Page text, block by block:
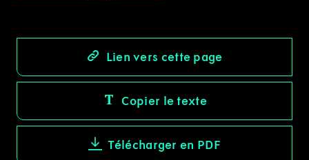
Lien vers cette page
Copier le texte
Télécharger en PDF